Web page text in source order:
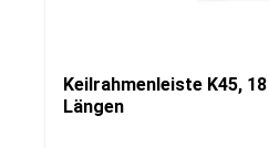
Keilrahmenleiste K45,
Längen